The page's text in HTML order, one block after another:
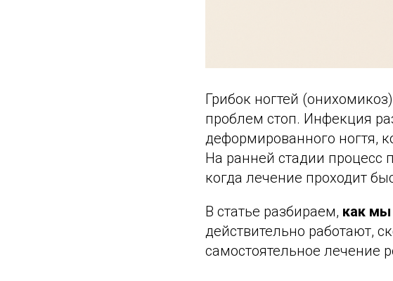
Грибок ногтей
проблем стоп. Инфекция
деформированного ногтя,
На ранней стадии процесс
когда лечение проходит
В статье разбираем, как мы
действительно работают,
самостоятельное лечение